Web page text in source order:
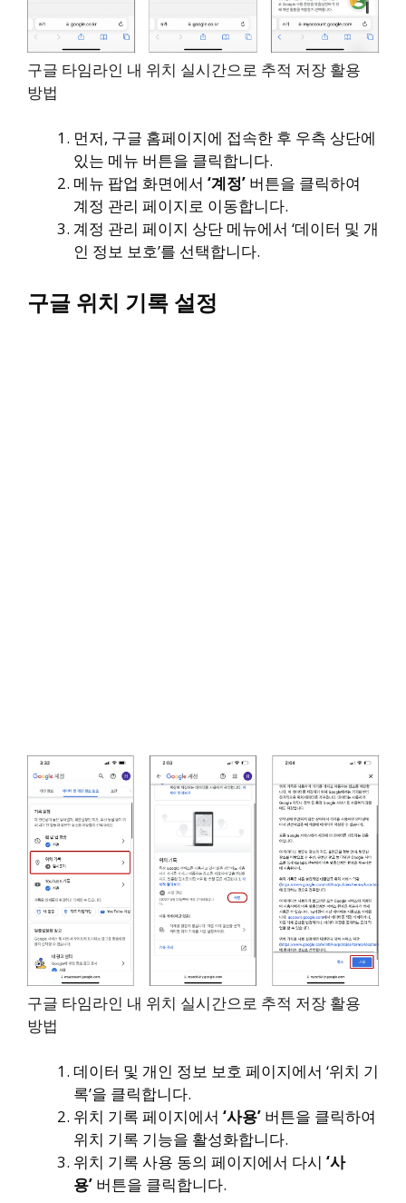
구글 타임라인 내 위치 실시간으로 추적 저장 활용
방법
먼저, 구글 홈페이지에 접속한 후 우측 상단에
있는 메뉴 버튼을 클릭합니다.
메뉴 팝업 화면에서 ‘계정’ 버튼을 클릭하여
계정 관리 페이지로 이동합니다.
계정 관리 페이지 상단 메뉴에서 ‘데이터 및 개
인 정보 보호’를 선택합니다.
구글 위치 기록 설정
구글 타임라인 내 위치 실시간으로 추적 저장 활용
방법
데이터 및 개인 정보 보호 페이지에서 ‘위치 기
록’을 클릭합니다.
위치 기록 페이지에서 ‘사용’ 버튼을 클릭하여
위치 기록 기능을 활성화합니다.
위치 기록 사용 동의 페이지에서 다시 ‘사
용’ 버튼을 클릭합니다.